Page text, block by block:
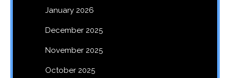
January 2026
December 2025
November 2025
October 2025